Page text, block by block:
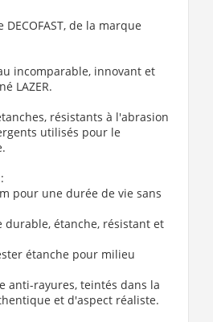
de la marque
incomparable, innovant et
LAZER.
résistants à l'abrasion
utilisés pour le
pour une durée de vie sans
durable, étanche, résistant et
étanche pour milieu
anti-rayures, teintés dans la
et d'aspect réaliste.